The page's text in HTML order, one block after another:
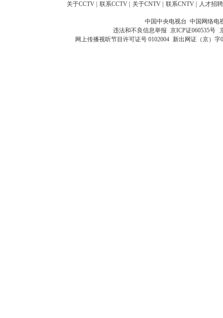
关于CCTV 联系CCTV 关于CNTV 联系CNTV 人才招聘
中国中央电视台 中国网络电
违法和不良信息举报 京ICP证060535号
网上传播视听节目许可证号 0102004 新出网证（京）